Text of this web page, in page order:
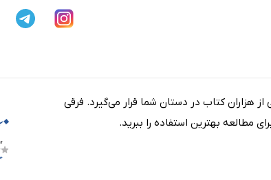
هزاران کتاب در دستان شما قرار می‌گیرد. فرقی
مطالعه بهترین استفاده را ببرید.